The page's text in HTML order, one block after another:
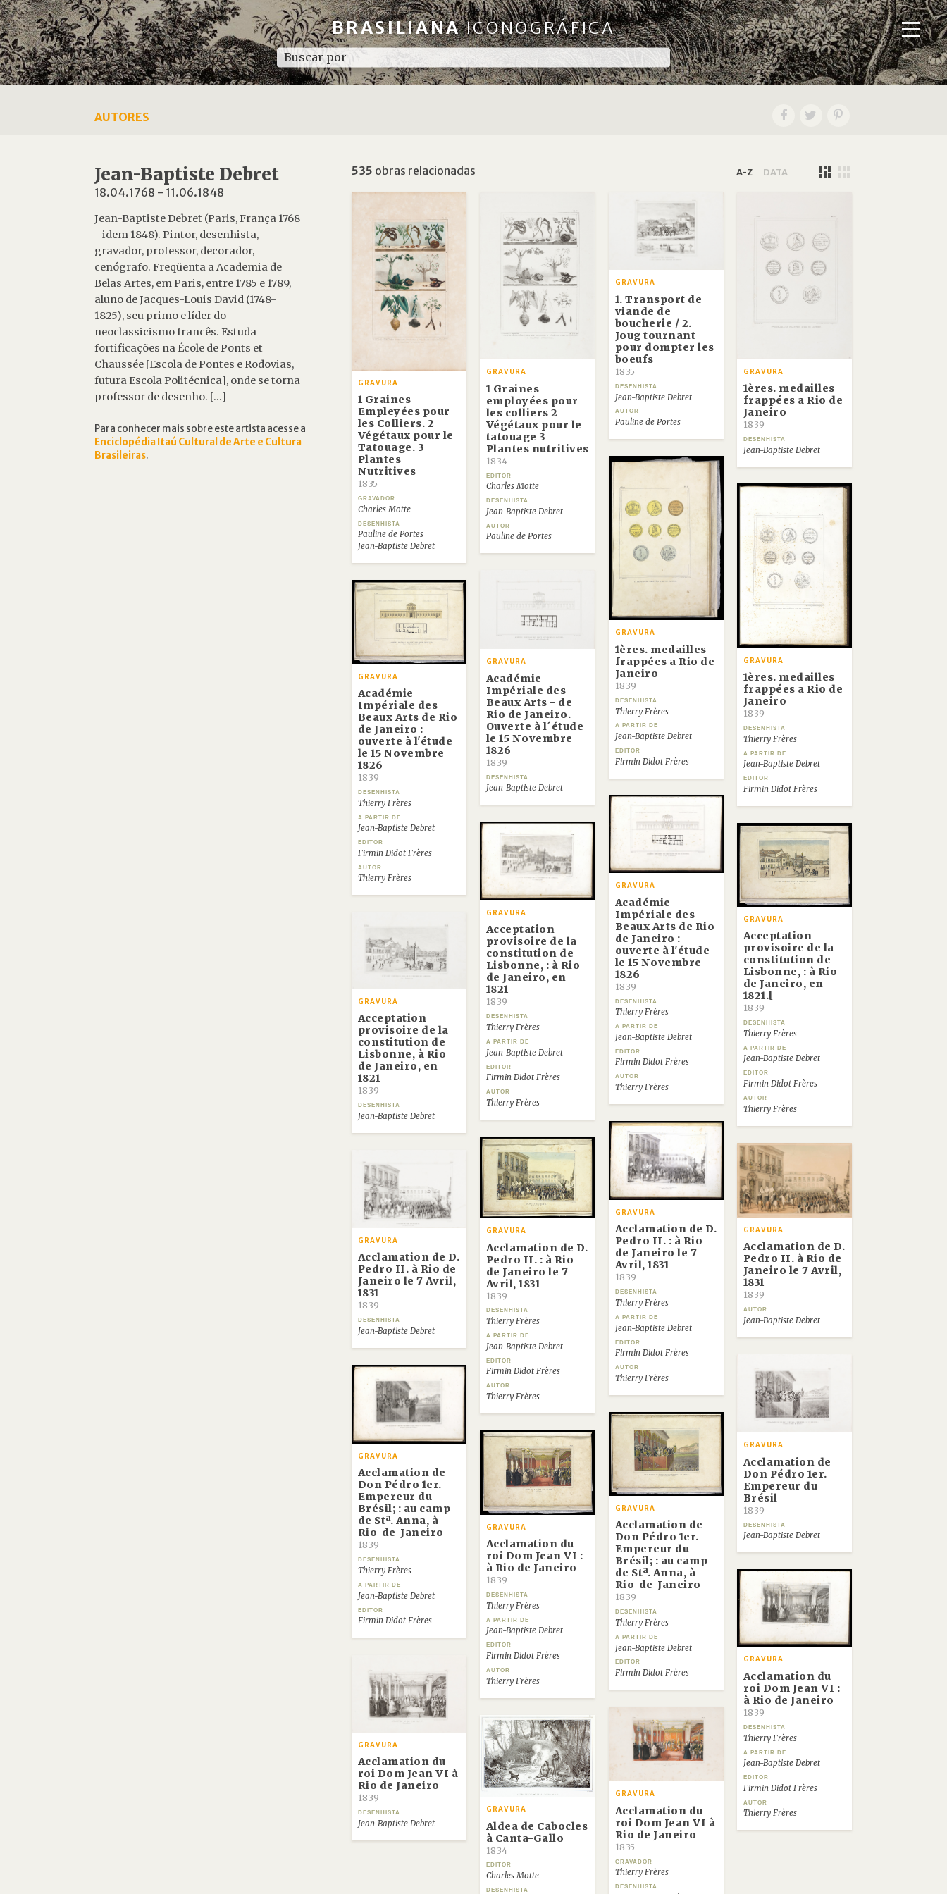
BRASILIANAICONOGRÁFICA
AUTORES
Jean-Baptiste Debret
18.04.1768 - 11.06.1848
Jean-Baptiste Debret (Paris, França 1768
- idem 1848). Pintor, desenhista,
gravador, professor, decorador,
cenógrafo. Freqüenta a Academia de
Belas Artes, em Paris, entre 1785 e 1789,
aluno de Jacques-Louis David (1748-
1825), seu primo e líder do
neoclassicismo francês. Estuda
fortificações na École de Ponts et
Chaussée [Escola de Pontes e Rodovias,
futura Escola Politécnica], onde se torna
professor de desenho. [...]
Para conhecer mais sobre este artista acesse a
Enciclopédia Itaú Cultural de Arte e Cultura
Brasileiras.
535 obras relacionadas A-Z DATA
GRAVURA
1 Graines
Empleyées pour
les Colliers. 2
Végétaux pour le
Tatouage. 3
Plantes
Nutritives
1835
GRAVADOR
Charles Motte
DESENHISTA
Pauline de Portes
Jean-Baptiste Debret
GRAVURA
1 Graines
employées pour
les colliers 2
Végétaux pour le
tatouage 3
Plantes nutritives
1834
EDITOR
Charles Motte
DESENHISTA
Jean-Baptiste Debret
AUTOR
Pauline de Portes
GRAVURA
1. Transport de
viande de
boucherie / 2.
Joug tournant
pour dompter les
boeufs
1835
DESENHISTA
Jean-Baptiste Debret
AUTOR
Pauline de Portes
GRAVURA
1ères. medailles
frappées a Rio de
Janeiro
1839
DESENHISTA
Jean-Baptiste Debret
GRAVURA
1ères. medailles
frappées a Rio de
Janeiro
1839
DESENHISTA
Thierry Frères
A PARTIR DE
Jean-Baptiste Debret
EDITOR
Firmin Didot Frères
GRAVURA
1ères. medailles
frappées a Rio de
Janeiro
1839
DESENHISTA
Thierry Frères
A PARTIR DE
Jean-Baptiste Debret
EDITOR
Firmin Didot Frères
GRAVURA
Académie
Impériale des
Beaux Arts - de
Rio de Janeiro.
Ouverte à l´étude
le 15 Novembre
1826
1839
DESENHISTA
Jean-Baptiste Debret
GRAVURA
Académie
Impériale des
Beaux Arts de Rio
de Janeiro :
ouverte à l'étude
le 15 Novembre
1826
1839
DESENHISTA
Thierry Frères
A PARTIR DE
Jean-Baptiste Debret
EDITOR
Firmin Didot Frères
AUTOR
Thierry Frères
GRAVURA
Académie
Impériale des
Beaux Arts de Rio
de Janeiro :
ouverte à l'étude
le 15 Novembre
1826
1839
DESENHISTA
Thierry Frères
A PARTIR DE
Jean-Baptiste Debret
EDITOR
Firmin Didot Frères
AUTOR
Thierry Frères
GRAVURA
Acceptation
provisoire de la
constitution de
Lisbonne, : à Rio
de Janeiro, en
1821
1839
DESENHISTA
Thierry Frères
A PARTIR DE
Jean-Baptiste Debret
EDITOR
Firmin Didot Frères
AUTOR
Thierry Frères
GRAVURA
Acceptation
provisoire de la
constitution de
Lisbonne, : à Rio
de Janeiro, en
1821.[
1839
DESENHISTA
Thierry Frères
A PARTIR DE
Jean-Baptiste Debret
EDITOR
Firmin Didot Frères
AUTOR
Thierry Frères
GRAVURA
Acceptation
provisoire de la
constitution de
Lisbonne, à Rio
de Janeiro, en
1821
1839
DESENHISTA
Jean-Baptiste Debret
GRAVURA
Acclamation de D.
Pedro II. : à Rio
de Janeiro le 7
Avril, 1831
1839
DESENHISTA
Thierry Frères
A PARTIR DE
Jean-Baptiste Debret
EDITOR
Firmin Didot Frères
AUTOR
Thierry Frères
GRAVURA
Acclamation de D.
Pedro II. : à Rio
de Janeiro le 7
Avril, 1831
1839
DESENHISTA
Thierry Frères
A PARTIR DE
Jean-Baptiste Debret
EDITOR
Firmin Didot Frères
AUTOR
Thierry Frères
GRAVURA
Acclamation de D.
Pedro II. à Rio de
Janeiro le 7 Avril,
1831
1839
AUTOR
Jean-Baptiste Debret
GRAVURA
Acclamation de D.
Pedro II. à Rio de
Janeiro le 7 Avril,
1831
1839
DESENHISTA
Jean-Baptiste Debret
GRAVURA
Acclamation de
Don Pédro 1er.
Empereur du
Brésil
1839
DESENHISTA
Jean-Baptiste Debret
GRAVURA
Acclamation de
Don Pédro 1er.
Empereur du
Brésil; : au camp
de Stª. Anna, à
Rio-de-Janeiro
1839
DESENHISTA
Thierry Frères
A PARTIR DE
Jean-Baptiste Debret
EDITOR
Firmin Didot Frères
GRAVURA
Acclamation de
Don Pédro 1er.
Empereur du
Brésil; : au camp
de Stª. Anna, à
Rio-de-Janeiro
1839
DESENHISTA
Thierry Frères
A PARTIR DE
Jean-Baptiste Debret
EDITOR
Firmin Didot Frères
GRAVURA
Acclamation du
roi Dom Jean VI :
à Rio de Janeiro
1839
DESENHISTA
Thierry Frères
A PARTIR DE
Jean-Baptiste Debret
EDITOR
Firmin Didot Frères
AUTOR
Thierry Frères
GRAVURA
Acclamation du
roi Dom Jean VI :
à Rio de Janeiro
1839
DESENHISTA
Thierry Frères
A PARTIR DE
Jean-Baptiste Debret
EDITOR
Firmin Didot Frères
AUTOR
Thierry Frères
GRAVURA
Acclamation du
roi Dom Jean VI à
Rio de Janeiro
1839
DESENHISTA
Jean-Baptiste Debret
GRAVURA
Acclamation du
roi Dom Jean VI à
Rio de Janeiro
1835
GRAVADOR
Thierry Frères
DESENHISTA
GRAVURA
Aldea de Cabocles
à Canta-Gallo
1834
EDITOR
Charles Motte
DESENHISTA